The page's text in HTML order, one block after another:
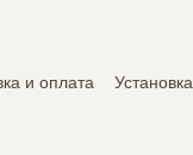
и оплата Установка